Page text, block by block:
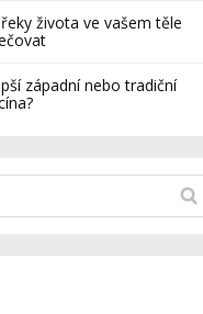
života ve vašem těle
západní nebo tradiční